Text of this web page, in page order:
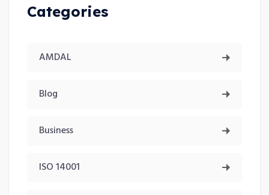
Categories
AMDAL
Blog
Business
ISO 14001